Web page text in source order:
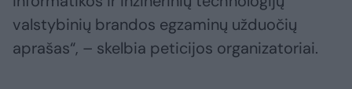
valstybinių brandos egzaminų užduočių
aprašas“, – skelbia peticijos organizatoriai.